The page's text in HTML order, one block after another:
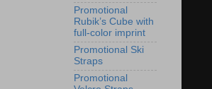
Promotional
Rubik’s Cube with
full-color imprint
Promotional Ski
Straps
Promotional